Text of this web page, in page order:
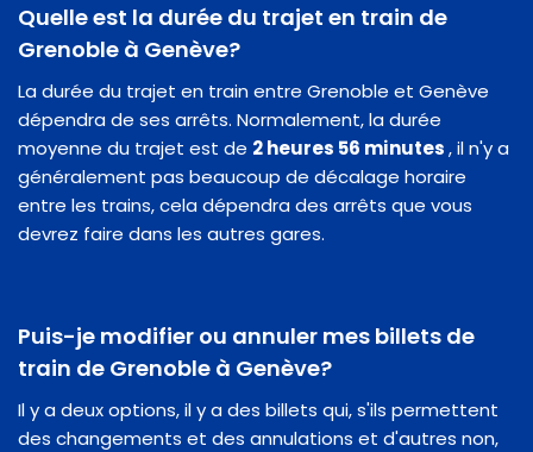
Quelle est la durée du trajet en train de
Grenoble à Genève?
La durée du trajet en train entre Grenoble et Genève
dépendra de ses arrêts. Normalement, la durée
moyenne du trajet est de 2 heures 56 minutes, il n'y a
généralement pas beaucoup de décalage horaire
entre les trains, cela dépendra des arrêts que vous
devrez faire dans les autres gares.
Puis-je modifier ou annuler mes billets de
train de Grenoble à Genève?
Il y a deux options, il y a des billets qui, s'ils permettent
des changements et des annulations et d'autres non,